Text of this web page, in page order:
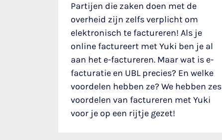
Partijen die zaken doen met de
overheid zijn zelfs verplicht om
elektronisch te factureren! Als je
online factureert met Yuki ben je al
aan het e-factureren. Maar wat is e-
facturatie en UBL precies? En welke
voordelen hebben ze? We hebben zes
voordelen van factureren met Yuki
voor je op een rijtje gezet!